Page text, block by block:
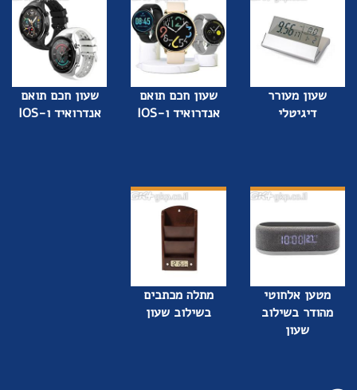
שעון מעורר
דיגיטלי
שעון חכם תואם
אנדרואיד ו-IOS
שעון חכם תואם
אנדרואיד ו-IOS
מטען אלחוטי
מהודר בשילוב
שעון
מתלה מכתבים
בשילוב שעון